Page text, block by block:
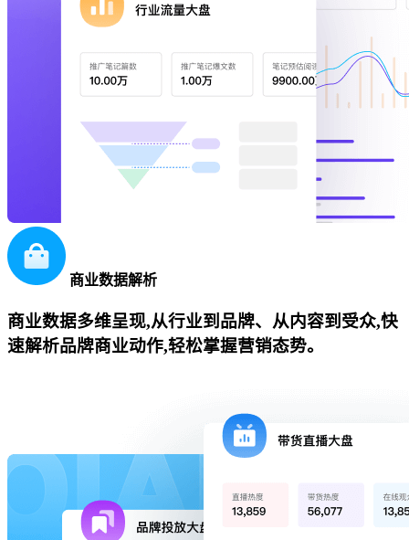
商业数据解析
商业数据多维呈现,从行业到品牌、从内容到受众,快
速解析品牌商业动作,轻松掌握营销态势。